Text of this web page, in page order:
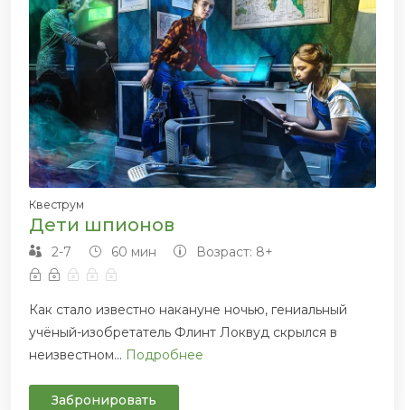
Квеструм
Дети шпионов
2-7 60 мин Возраст: 8+
Как стало известно накануне ночью, гениальный
учёный-изобретатель Флинт Локвуд скрылся в
неизвестном... Подробнее
Забронировать